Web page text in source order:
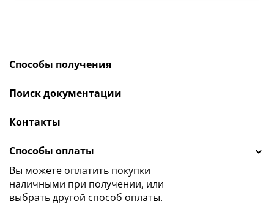
Способы получения
Поиск документации
Контакты
Способы оплаты
Вы можете оплатить покупки
наличными при получении, или
выбратьдругой способ оплаты.